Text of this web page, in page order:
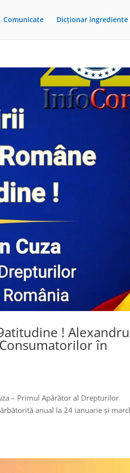
Comunicate Dicționar ingrediente
!
în
– Primul Apărător al Drepturilor
anual la 24 ianuarie și